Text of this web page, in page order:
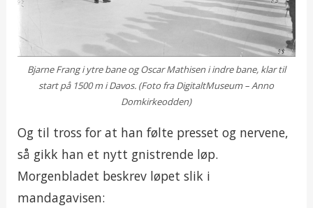
Bjarne Frang i ytre bane og Oscar Mathisen i indre bane, klar til
start på 1500 m i Davos. (Foto fra DigitaltMuseum – Anno
Domkirkeodden)
Og til tross for at han følte presset og nervene,
så gikk han et nytt gnistrende løp.
Morgenbladet beskrev løpet slik i
mandagavisen: